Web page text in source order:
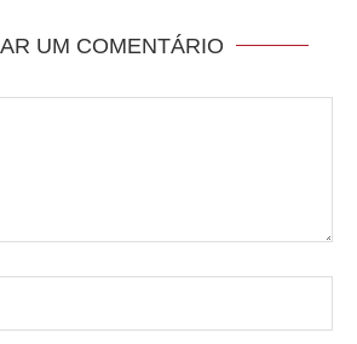
UM COMENTÁRIO